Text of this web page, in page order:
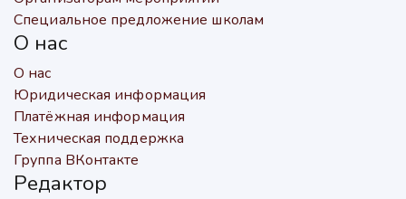
Специальное предложение школам
О нас
О нас
Юридическая информация
Платёжная информация
Техническая поддержка
Группа ВКонтакте
Редактор